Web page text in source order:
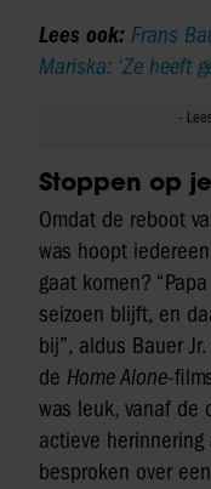
Lees ook: Frans
Mariska: ‘Ze heeft
Stoppen op
Omdat de reboot
was hoopt
gaat komen?
seizoen blijft, en
bij”, aldus Bauer
de Home Alone-
was leuk, vanaf de
actieve
besproken over